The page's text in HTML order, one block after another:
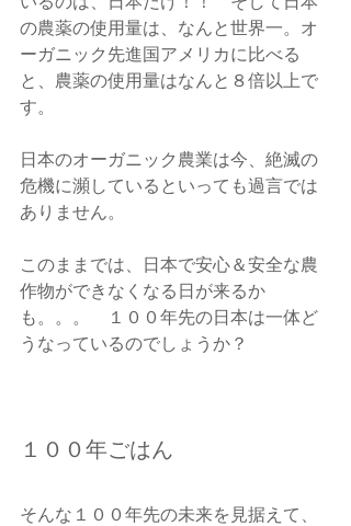
の農薬の使用量は、なんと世界一。オ
ーガニック先進国アメリカに比べる
と、農薬の使用量はなんと８倍以上で
す。
日本のオーガニック農業は今、絶滅の
危機に瀕しているといっても過言では
ありません。
このままでは、日本で安心＆安全な農
作物ができなくなる日が来るか
も。。。　１００年先の日本は一体ど
うなっているのでしょうか？
１００年ごはん
そんな１００年先の未来を見据えて、